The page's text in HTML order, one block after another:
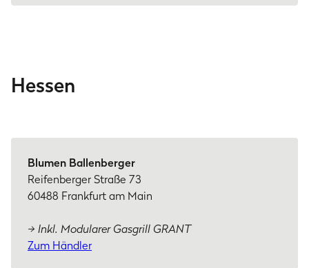
Hessen
Blumen Ballenberger
Reifenberger Straße 73
60488 Frankfurt am Main
→ Inkl. Modularer Gasgrill GRANT
Zum Händler